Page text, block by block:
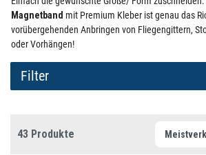
Magnetband mit Premium Kleber ist genau das
vorübergehenden Anbringen von Fliegengittern,
oder Vorhängen!
Filter
43 Produkte